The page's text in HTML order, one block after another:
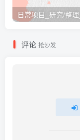
评论 抢沙发